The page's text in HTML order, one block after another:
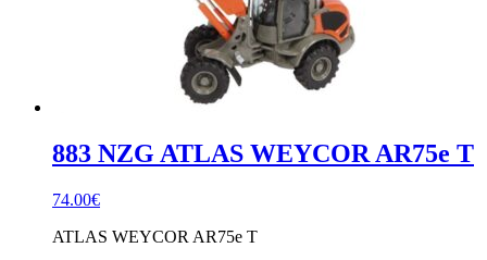
883 NZG ATLAS WEYCOR AR75e T
74.00€
ATLAS WEYCOR AR75e T